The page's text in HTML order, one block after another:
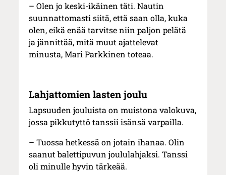
– Olen jo keski-ikäinen täti. Nautin
suunnattomasti siitä, että saan olla, kuka
olen, eikä enää tarvitse niin paljon pelätä
ja jännittää, mitä muut ajattelevat
minusta, Mari Parkkinen toteaa.
Lahjattomien lasten joulu
Lapsuuden jouluista on muistona valokuva,
jossa pikkutyttö tanssii isänsä varpailla.
– Tuossa hetkessä on jotain ihanaa. Olin
saanut balettipuvun joululahjaksi. Tanssi
oli minulle hyvin tärkeää.